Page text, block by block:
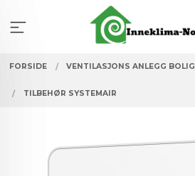
innholdet
FORSIDE VENTILASJONS ANLEGG BOLIG
TILBEHØR SYSTEMAIR